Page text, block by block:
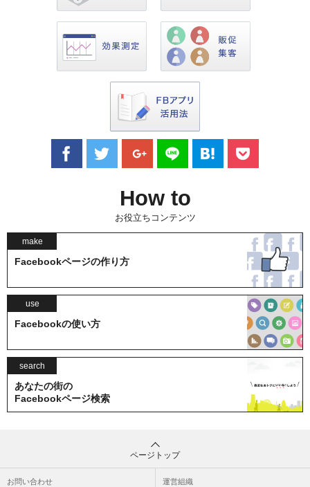
How to
お役立ちコンテンツ
make
Facebookページの作り方
use
Facebookの使い方
search
あなたの街の
Facebookページ検索
ページトップ
お問い合わせ 運営組織